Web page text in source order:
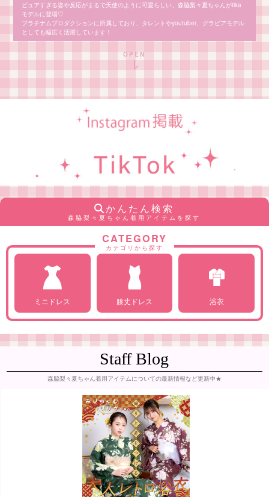
ピュアすぎる姿や反応がまるで天使のように可愛らしい、森脇梨々夏ちゃんがtika
モデルに登場♡
プラチナムプロダクションに所属しており、タレントやyoutuber、グラビアモデル
としても幅広く活躍しています！
OPEN
かんたん検索
森脇梨々夏ちゃん着用アイテムを探す
CATEGORY
カテゴリから探す
ミニドレス 膝丈ドレス 浴衣
Staff Blog
森脇梨々夏ちゃん着用アイテムについての最新情報など更新中★